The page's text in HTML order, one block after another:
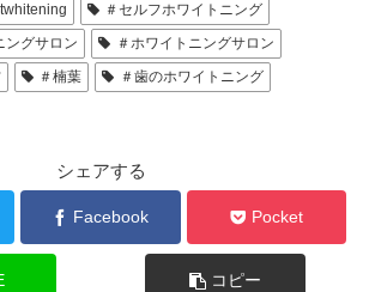
＃セルフホワイトニング
ングサロン
＃ホワイトニングサロン
＃楠葉
＃歯のホワイトニング
シェアする
Facebook Pocket
コピー